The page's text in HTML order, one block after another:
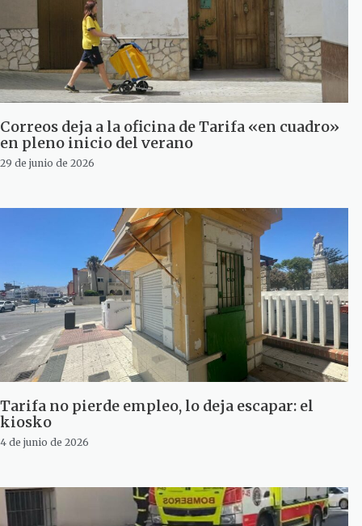
Correos deja a la oficina de Tarifa «en cuadro»
en pleno inicio del verano
29 de junio de 2026
Tarifa no pierde empleo, lo deja escapar: el
kiosko
4 de junio de 2026